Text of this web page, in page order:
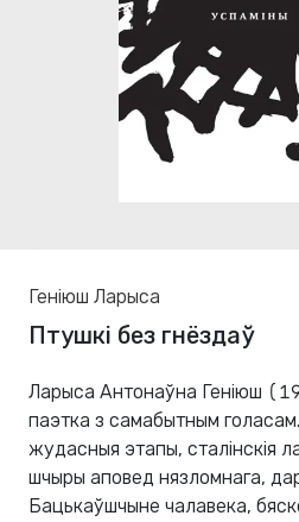
Геніюш Ларыса
Птушкі без гнёздаў
Ларыса Антонаўна Геніюш
паэтка з самабытным
жудасныя этапы, сталінскія
шчыры аповед нязломнага,
Бацькаўшчыне чалавека,